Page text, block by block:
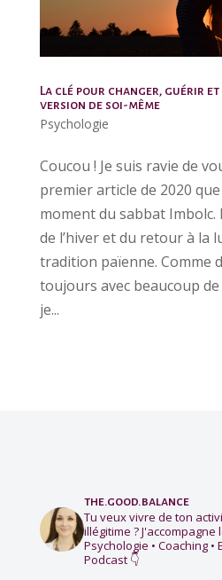
La clé pour changer, guérir
version de soi-même
Psychologie
Coucou ! Je suis ravie de
premier article de 2020
moment du sabbat
de l’hiver et du retour à la
tradition païenne. Comme
toujours avec beaucoup
je...
the.good.balance
Tu veux vivre de ton
illégitime ?J'accompagne
Psychologie • Coaching
Podcast 👇